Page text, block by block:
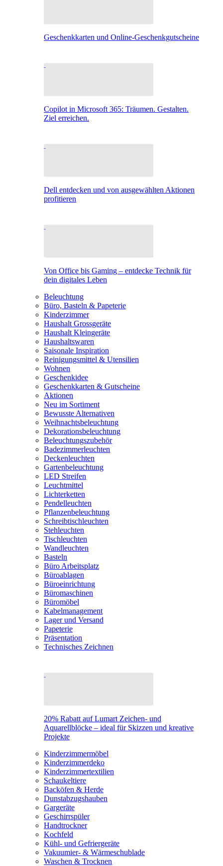
Geschenkkarten und Online-Geschenkgutscheine
Copilot in Microsoft 365: Träumen. Gestalten.
Ziel erreichen.
Dell entdecken und von ausgewählten Aktionen
profitieren
Von Office bis Gaming – entdecke Technik für
dein digitales Leben
Beleuchtung
Büro, Basteln & Papeterie
Kinderzimmer
Haushalt Grossgeräte
Haushalt Kleingeräte
Haushaltswaren
Saisonale Inspiration
Reinigungsmittel & Utensilien
Wohnen
Geschenkidee
Geschenkkarten & Gutscheine
Aktionen
Neu im Sortiment
Bewusste Alternativen
Weihnachtsbeleuchtung
Dekorationsbeleuchtung
Beleuchtungszubehör
Badezimmerleuchten
Deckenleuchten
Gartenbeleuchtung
LED Streifen
Leuchtmittel
Lichterketten
Pendelleuchten
Pflanzenbeleuchtung
Schreibtischleuchten
Stehleuchten
Tischleuchten
Wandleuchten
Basteln
Büro Arbeitsplatz
Büroablagen
Büroeinrichtung
Büromaschinen
Büromöbel
Kabelmanagement
Lager und Versand
Papeterie
Präsentation
Technisches Zeichnen
20% Rabatt auf Lumart Zeichen- und
Aquarellblöcke – ideal für Skizzen und kreative
Projekte
Kinderzimmermöbel
Kinderzimmerdeko
Kinderzimmertextilien
Schaukeltiere
Backöfen & Herde
Dunstabzugshauben
Gargeräte
Geschirrspüler
Handtrockner
Kochfeld
Kühl- und Gefriergeräte
Vakuumier- & Wärmeschublade
Waschen & Trocknen